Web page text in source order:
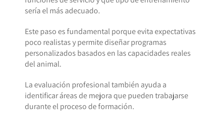
sería el más adecuado.
Este paso es fundamental porque evita expectativas
poco realistas y permite diseñar programas
personalizados basados en las capacidades reales
del animal.
La evaluación profesional también ayuda a
identificar áreas de mejora que pueden trabajarse
durante el proceso de formación.